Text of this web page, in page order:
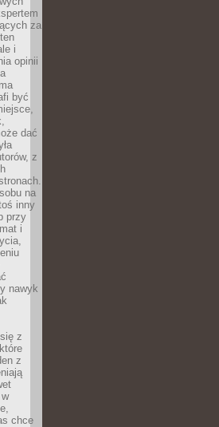
za
i
opinii
być
dać
z
na
inny
przy
i
nawyk
z
z
chce